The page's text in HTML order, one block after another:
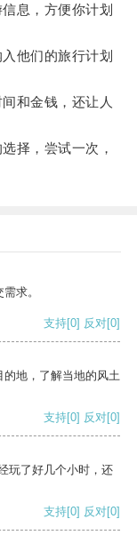
息，方便你计划
他们的旅行计划
和金钱，还让人
择，尝试一次，
求。
支持[0] 反对[0]
地，了解当地的风土
支持[0] 反对[0]
玩了好几个小时，还
支持[0] 反对[0]